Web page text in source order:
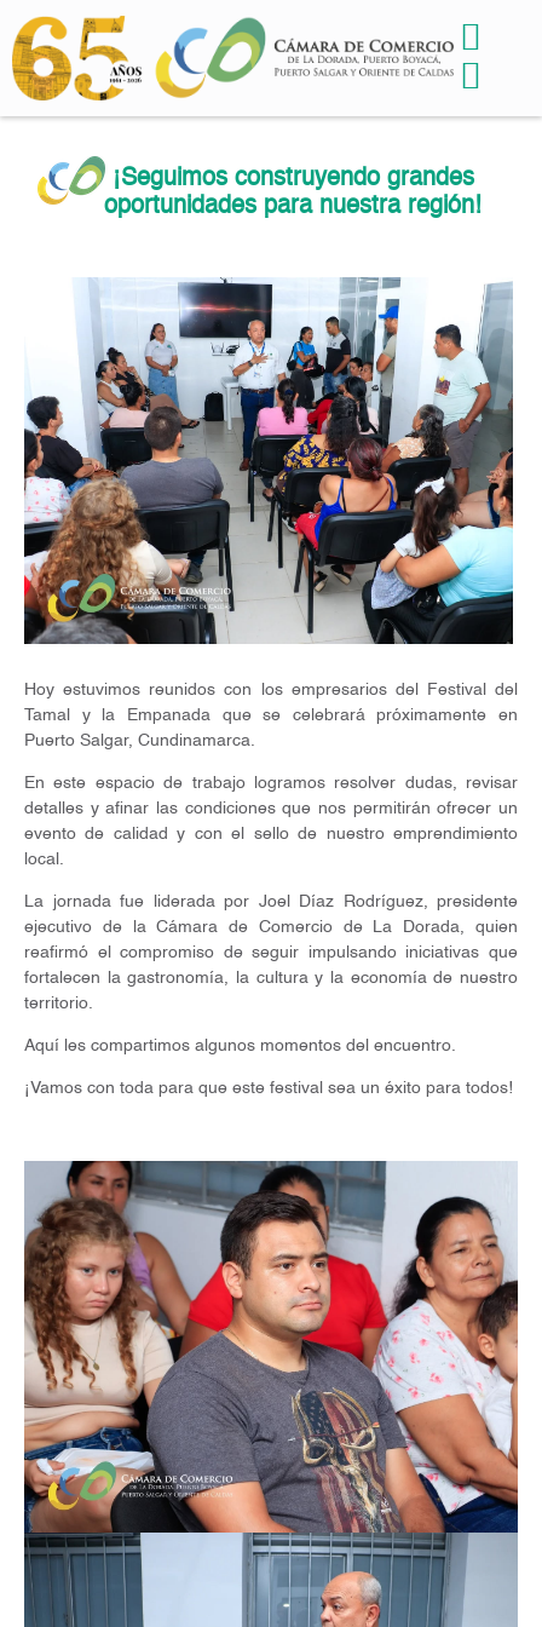
¡Seguimos construyendo grandes
oportunidades para nuestra región!
Hoy estuvimos reunidos con los empresarios del Festival del
Tamal y la Empanada que se celebrará próximamente en
Puerto Salgar, Cundinamarca.
En este espacio de trabajo logramos resolver dudas, revisar
detalles y afinar las condiciones que nos permitirán ofrecer un
evento de calidad y con el sello de nuestro emprendimiento
local.
La jornada fue liderada por Joel Díaz Rodríguez, presidente
ejecutivo de la Cámara de Comercio de La Dorada, quien
reafirmó el compromiso de seguir impulsando iniciativas que
fortalecen la gastronomía, la cultura y la economía de nuestro
territorio.
Aquí les compartimos algunos momentos del encuentro.
¡Vamos con toda para que este festival sea un éxito para todos!